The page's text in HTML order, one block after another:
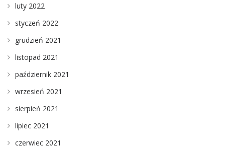
luty 2022
styczeń 2022
grudzień 2021
listopad 2021
październik 2021
wrzesień 2021
sierpień 2021
lipiec 2021
czerwiec 2021